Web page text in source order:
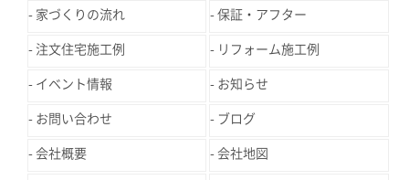
家づくりの流れ 保証・アフター
注文住宅施工例 リフォーム施工例
イベント情報 お知らせ
お問い合わせ ブログ
会社概要 会社地図